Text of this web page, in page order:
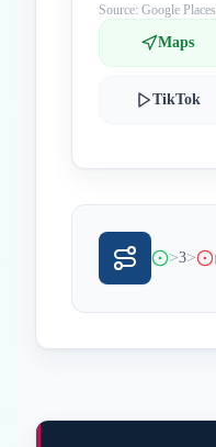
Source: Google Places
Maps
TikTok
>3>